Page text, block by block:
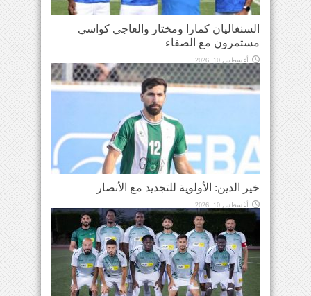
السنغاليان كمارا ومختار والعاجي كواسي
مستمرون مع الصفاء
أغسطس 10, 2026
خير الدين: الأولوية للتجديد مع الأنصار
أغسطس 10, 2026